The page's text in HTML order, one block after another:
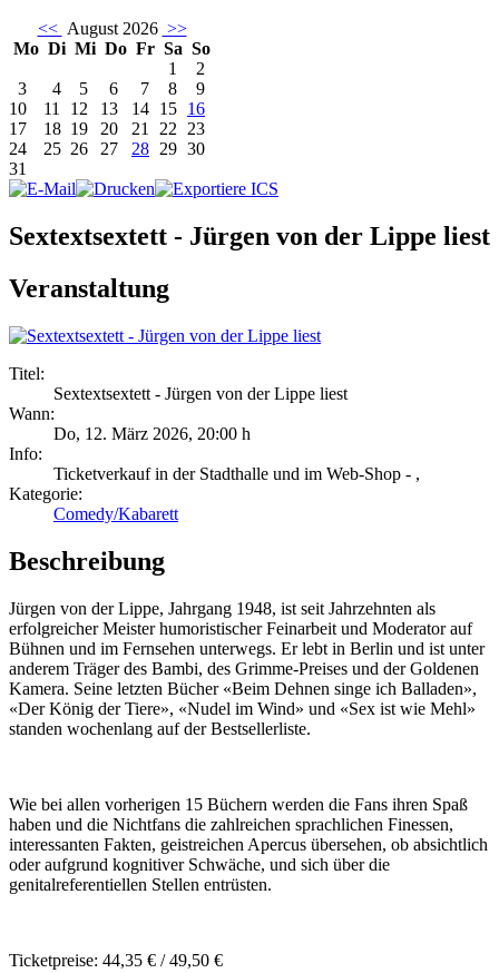
<< August 2026 >>
Mo Di Mi Do Fr Sa So
1
2
3
4 5 6 7 8
9
10
11 12 13 14 15 16
17
18 19 20 21 22 23
24
25 26 27 28 29 30
31
Sextextsextett - Jürgen von der Lippe liest
Veranstaltung
Titel:
Sextextsextett - Jürgen von der Lippe liest
Wann:
Do, 12. März 2026, 20:00 h
Info:
Ticketverkauf in der Stadthalle und im Web-Shop - ,
Kategorie:
Comedy/Kabarett
Beschreibung
Jürgen von der Lippe, Jahrgang 1948, ist seit Jahrzehnten als
erfolgreicher Meister humoristischer Feinarbeit und Moderator auf
Bühnen und im Fernsehen unterwegs. Er lebt in Berlin und ist unter
anderem Träger des Bambi, des Grimme-Preises und der Goldenen
Kamera. Seine letzten Bücher «Beim Dehnen singe ich Balladen»,
«Der König der Tiere», «Nudel im Wind» und «Sex ist wie Mehl»
standen wochenlang auf der Bestsellerliste.
Wie bei allen vorherigen 15 Büchern werden die Fans ihren Spaß
haben und die Nichtfans die zahlreichen sprachlichen Finessen,
interessanten Fakten, geistreichen Apercus übersehen, ob absichtlich
oder aufgrund kognitiver Schwäche, und sich über die
genitalreferentiellen Stellen entrüsten.
Ticketpreise: 44,35 € / 49,50 €